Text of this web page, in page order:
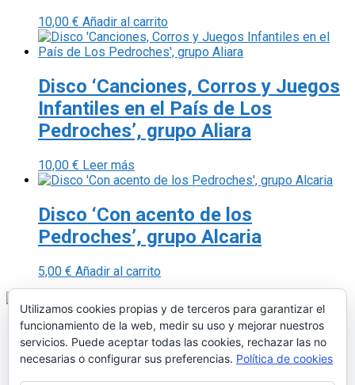
10,00 € Añadir al carrito
Disco ‘Canciones, Corros y Juegos
Infantiles en el País de Los
Pedroches’, grupo Aliara
10,00 € Leer más
Disco ‘Con acento de los
Pedroches’, grupo Alcaria
5,00 € Añadir al carrito
Utilizamos cookies propias y de terceros para garantizar el
funcionamiento de la web, medir su uso y mejorar nuestros
servicios. Puede aceptar todas las cookies, rechazar las no
necesarias o configurar sus preferencias. Política de cookies